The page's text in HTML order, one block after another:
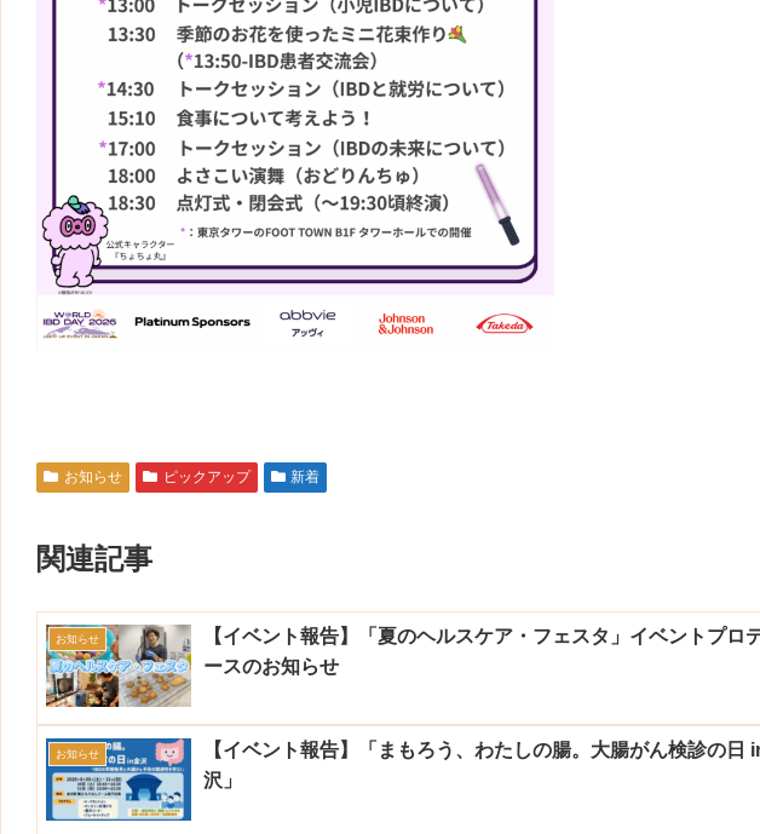
お知らせ ピックアップ 新着
関連記事
お知らせ
【イベント報告】「夏のヘルスケア・フェスタ」イベントプロ
ースのお知らせ
お知らせ
【イベント報告】「まもろう、わたしの腸。大腸がん検診の日
沢」